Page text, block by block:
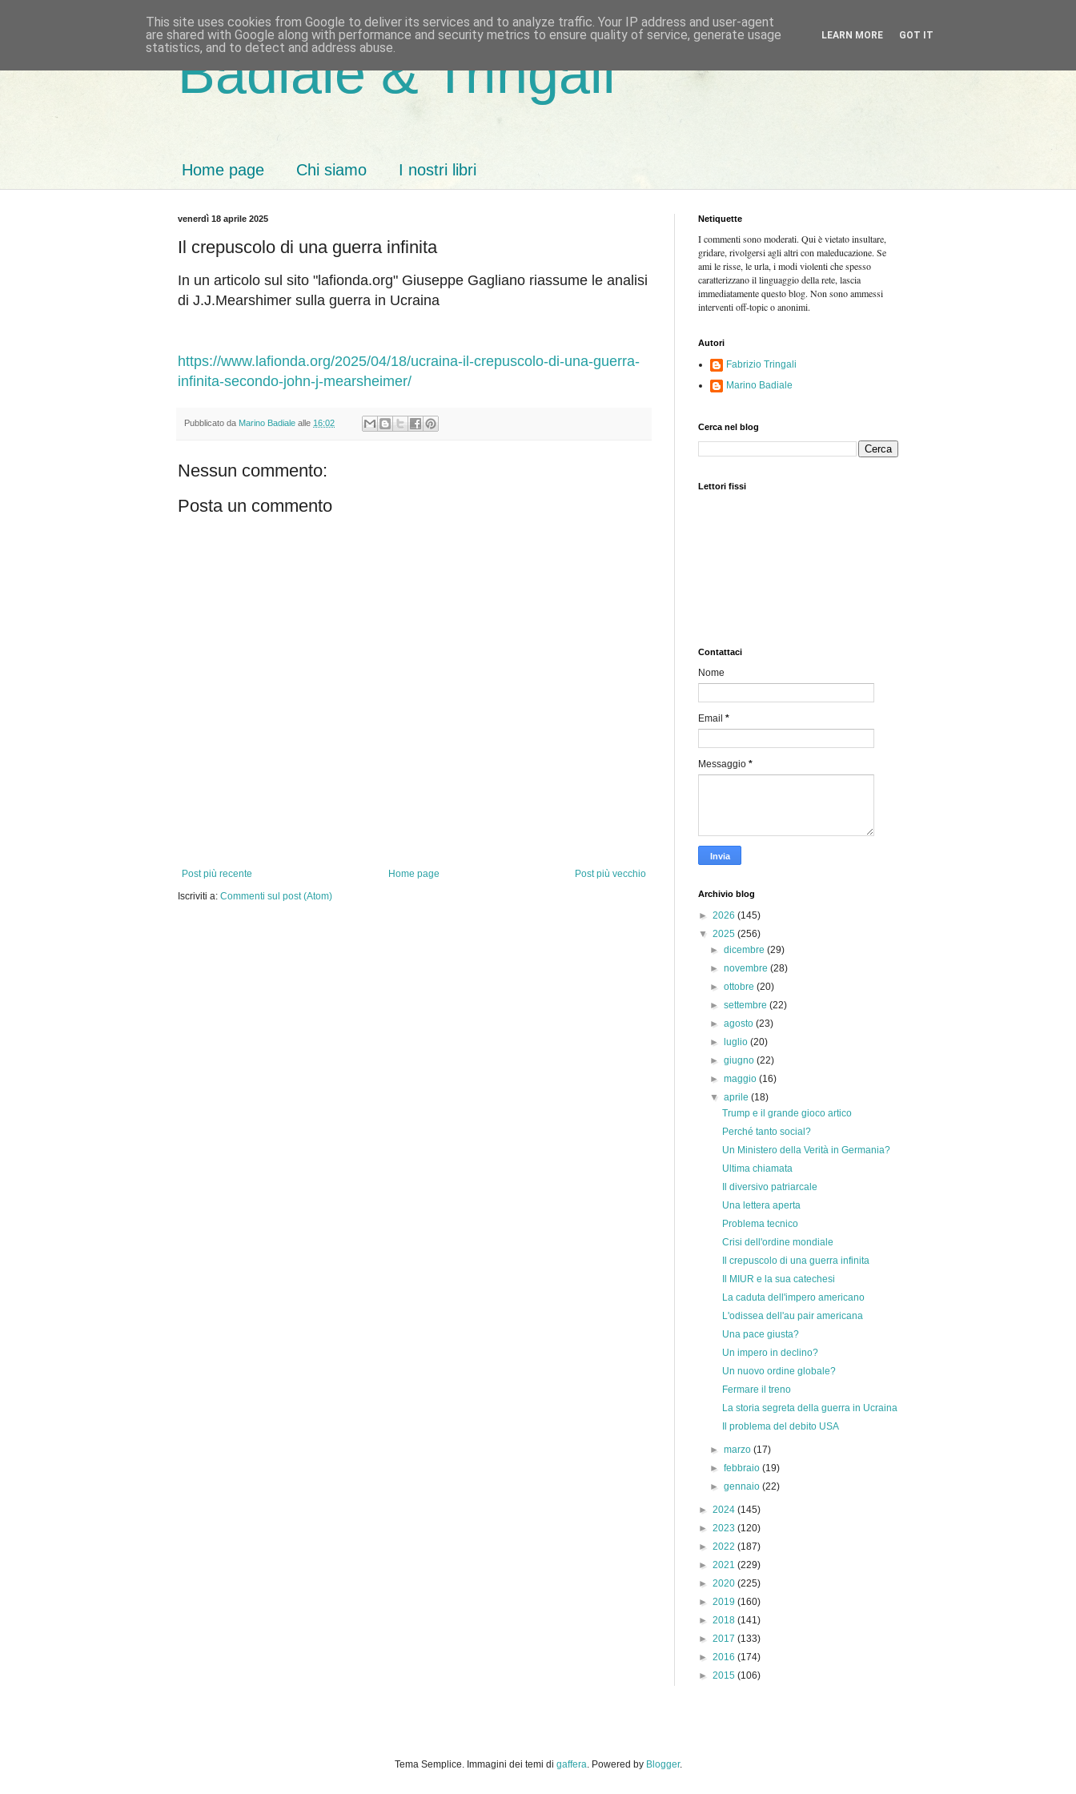
Badiale & Tringali
Home page Chi siamo I nostri libri
venerdì 18 aprile 2025
Il crepuscolo di una guerra infinita
In un articolo sul sito "lafionda.org" Giuseppe Gagliano riassume le analisi
di J.J.Mearshimer sulla guerra in Ucraina
https://www.lafionda.org/2025/04/18/ucraina-il-crepuscolo-di-una-guerra-
infinita-secondo-john-j-mearsheimer/
Pubblicato da Marino Badiale alle 16:02
Nessun commento:
Posta un commento
Post più recente Post più vecchio
Home page
Iscriviti a: Commenti sul post (Atom)
Netiquette
I commenti sono moderati. Qui è vietato insultare,
gridare, rivolgersi agli altri con maleducazione. Se
ami le risse, le urla, i modi violenti che spesso
caratterizzano il linguaggio della rete, lascia
immediatamente questo blog. Non sono ammessi
interventi off-topic o anonimi.
Autori
Fabrizio Tringali
Marino Badiale
Cerca nel blog
Lettori fissi
Contattaci
Nome
Email *
Messaggio *
Archivio blog
► 2026 (145)
▼ 2025 (256)
►dicembre(29)
►novembre(28)
►ottobre(20)
►settembre(22)
►agosto(23)
►
luglio(20)
►giugno(22)
►maggio(16)
▼aprile(18)
Trump e il grande gioco artico
Perché tanto social?
Un Ministero della Verità in Germania?
Ultima chiamata
Il diversivo patriarcale
Una lettera aperta
Problema tecnico
Crisi dell'ordine mondiale
Il crepuscolo di una guerra infinita
Il MIUR e la sua catechesi
La caduta dell'impero americano
L'odissea dell'au pair americana
Una pace giusta?
Un impero in declino?
Un nuovo ordine globale?
Fermare il treno
La storia segreta della guerra in Ucraina
Il problema del debito USA
►marzo(17)
►febbraio(19)
►gennaio(22)
► 2024 (145)
► 2023 (120)
► 2022 (187)
► 2021 (229)
► 2020 (225)
► 2019 (160)
► 2018 (141)
► 2017 (133)
► 2016 (174)
► 2015 (106)
Tema Semplice. Immagini dei temi di gaffera. Powered by Blogger.
This site uses cookies from Google to deliver its services and to analyze traffic. Your IP address and user-agent
are shared with Google along with performance and security metrics to ensure quality of service, generate usage
statistics, and to detect and address abuse.
LEARN MORE GOT IT